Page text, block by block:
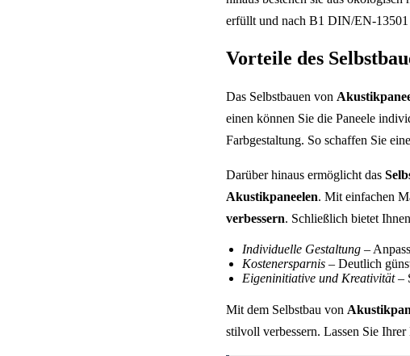
erfüllt und nach B1 DIN/EN-13501
Vorteile des
Das Selbstbauen von
einen können Sie die Paneele
Farbgestaltung. So schaffen Sie
Darüber hinaus ermöglicht das
Akustikpaneelen. Mit einfachen
verbessern. Schließlich bietet
Individuelle Gestaltung –
Kostenersparnis – Deutlich
Eigeninitiative und Kreativität–
Mit dem Selbstbau von
stilvoll verbessern. Lassen Sie